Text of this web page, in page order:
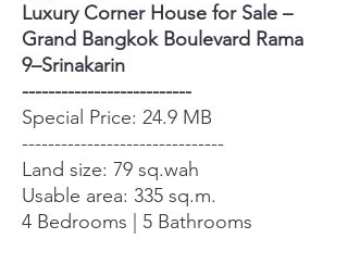
Luxury Corner House for Sale –
Grand Bangkok Boulevard Rama
9–Srinakarin
--------------------------
Special Price: 24.9 MB
-------------------------------
Land size: 79 sq.wah
Usable area: 335 sq.m.
4 Bedrooms | 5 Bathrooms